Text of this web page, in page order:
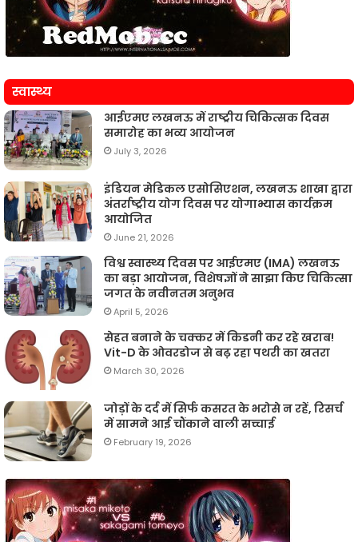
स्वास्थ्य
आईएमए लखनऊ में राष्ट्रीय चिकित्सक दिवस
समारोह का भव्य आयोजन
July 3, 2026
इंडियन मेडिकल एसोसिएशन, लखनऊ शाखा द्वारा
अंतर्राष्ट्रीय योग दिवस पर योगाभ्यास कार्यक्रम
आयोजित
June 21, 2026
विश्व स्वास्थ्य दिवस पर आईएमए (IMA) लखनऊ
का बड़ा आयोजन, विशेषज्ञों ने साझा किए चिकित्सा
जगत के नवीनतम अनुभव
April 5, 2026
सेहत बनाने के चक्कर में किडनी कर रहे खराब!
Vit-D के ओवरडोज से बढ़ रहा पथरी का खतरा
March 30, 2026
जोड़ों के दर्द में सिर्फ कसरत के भरोसे न रहें, रिसर्च
में सामने आई चौंकाने वाली सच्चाई
February 19, 2026